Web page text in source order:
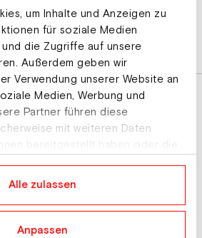
um Inhalte und Anzeigen zu
für soziale Medien
die Zugriffe auf unsere
Außerdem geben wir
Verwendung unserer Website an
Medien, Werbung und
Partner führen diese
mit weiteren Daten
Alle zulassen
Anpassen